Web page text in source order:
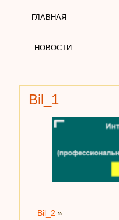
ГЛАВНАЯ
НОВОСТИ
Bil_1
Bil_2 »